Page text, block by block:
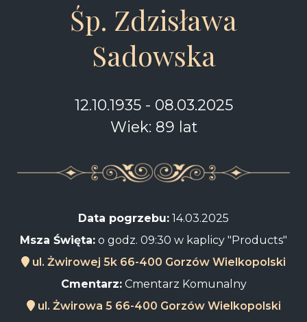
Śp. Zdzisława
Sadowska
12.10.1935 - 08.03.2025
Wiek: 89 lat
Data pogrzebu: 14.03.2025
Msza Święta: o godz. 09:30 w kaplicy "Products"
ul. Żwirowej 5k 66-400 Gorzów Wielkopolski
Cmentarz:Cmentarz Komunalny
ul. Żwirowa 5 66-400 Gorzów Wielkopolski